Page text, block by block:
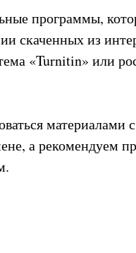
программы,
скаченных из
«Turnitin» или
материалами
а рекомендуем